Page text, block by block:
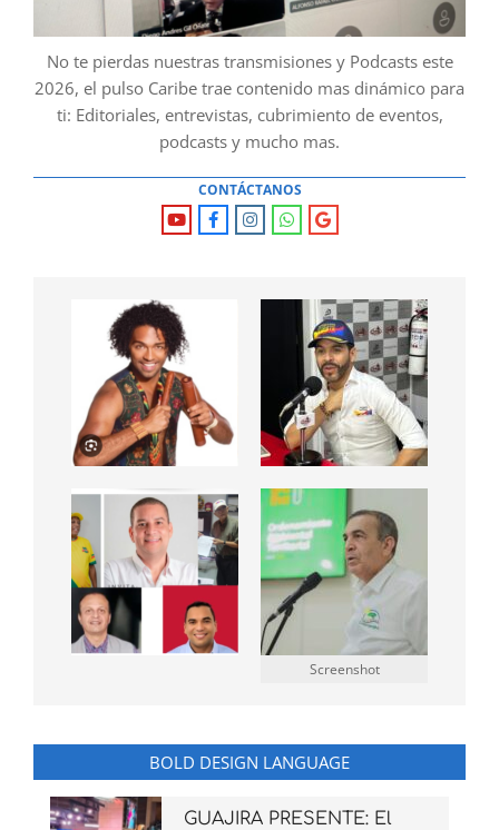
No te pierdas nuestras transmisiones y Podcasts este
2026, el pulso Caribe trae contenido mas dinámico para
ti: Editoriales, entrevistas, cubrimiento de eventos,
podcasts y mucho mas.
CONTÁCTANOS
Screenshot
BOLD DESIGN LANGUAGE
GUAJIRA PRESENTE: El